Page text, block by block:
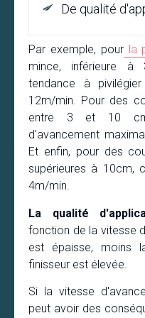
De qualité
Par exemple, pourla
mince, inférieure à
tendance à
12m/min. Pour des
entre 3 et 10 cm
d'avancement
Et enfin, pour des
supérieures à 10cm,
4m/min.
La qualité
fonction de la vitesse
est épaisse, moins
finisseur est élevée.
Si la vitesse
peut avoir des